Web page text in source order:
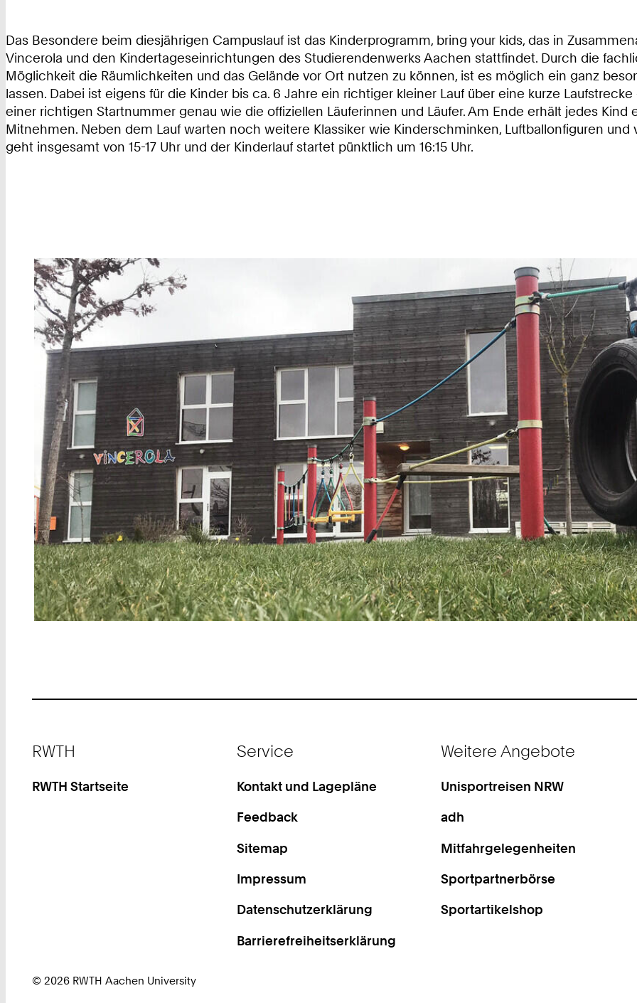
Das Besondere beim diesjährigen Campuslauf ist das Kinderprogramm, bring your kids, das in
Vincerola und den Kindertageseinrichtungen des Studierendenwerks Aachen stattfindet. Durch die
Möglichkeit die Räumlichkeiten und das Gelände vor Ort nutzen zu können, ist es möglich ein ganz
lassen. Dabei ist eigens für die Kinder bis ca. 6 Jahre ein richtiger kleiner Lauf über eine kurze
einer richtigen Startnummer genau wie die offiziellen Läuferinnen und Läufer. Am Ende erhält jedes
Mitnehmen. Neben dem Lauf warten noch weitere Klassiker wie Kinderschminken, Luftballonfiguren und
geht insgesamt von 15-17 Uhr und der Kinderlauf startet pünktlich um 16:15 Uhr.
RWTH
RWTH Startseite
Service
Kontakt und Lagepläne
Feedback
Sitemap
Impressum
Datenschutzerklärung
Barrierefreiheitserklärung
Weitere Angebote
Unisportreisen NRW
adh
Mitfahrgelegenheiten
Sportpartnerbörse
Sportartikelshop
© 2026 RWTH Aachen University